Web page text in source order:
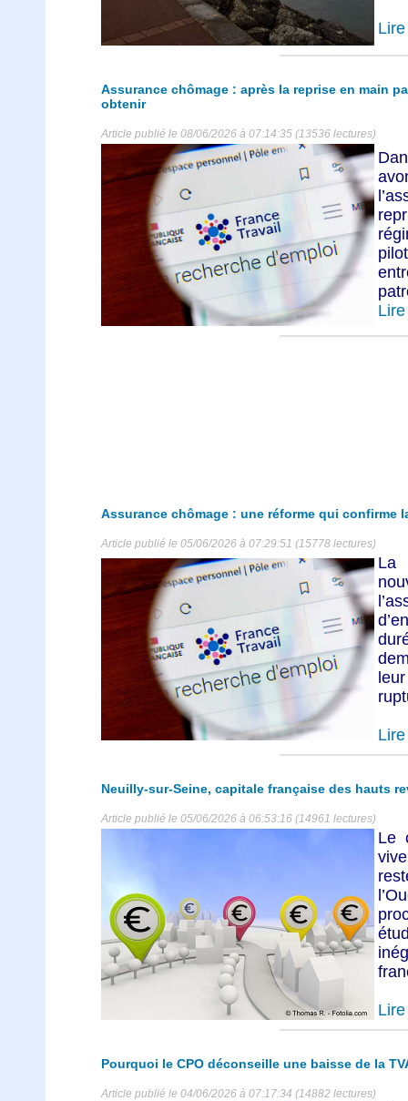
Assurance chômage : après la reprise en main
obtenir
Article publié le 08/06/2026 à 07:14:35 (13536 lectures)
Assurance chômage : une réforme qui confirme
Article publié le 05/06/2026 à 07:29:51 (15778 lectures)
La
Neuilly-sur-Seine, capitale française des hauts
Article publié le 05/06/2026 à 06:53:16 (14961 lectures)
Le
Pourquoi le CPO déconseille une baisse de la
Article publié le 04/06/2026 à 07:17:34 (14882 lectures)